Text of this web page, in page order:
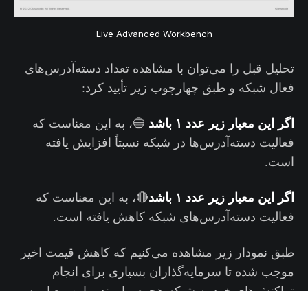
Live Advanced Workbench
تحلیل قبل را می‌توان با مشاهده تعداد دسته‌آدرس‌های
فعال شبکه و طبق چهارچوب زیر تأیید کرد:
اگر این معیار زیر عدد ۱ باشد
🔵، به این معناست که
فعالیت دسته‌آدرس‌ها در شبکه نسبتاً افزایش یافته
است.
اگر این معیار زیر عدد ۱ باشد
🔴، به این معناست که
فعالیت دسته‌آدرس‌های شبکه کاهش یافته است.
طبق نمودار زیر مشاهده می‌کنیم که کاهش قیمت اخیر
موجب شده تا سرمایه‌گذاران بسیاری برای انجام